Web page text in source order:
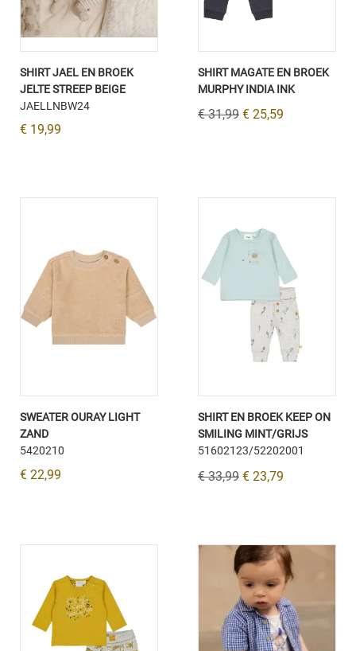
SHIRT JAEL EN BROEK
JELTE STREEP BEIGE
JAELLNBW24
€ 19,99
SHIRT MAGATE EN BROEK
MURPHY INDIA INK
€ 31,99 € 25,59
SWEATER OURAY LIGHT
ZAND
5420210
€ 22,99
SHIRT EN BROEK KEEP ON
SMILING MINT/GRIJS
51602123/52202001
€ 33,99 € 23,79